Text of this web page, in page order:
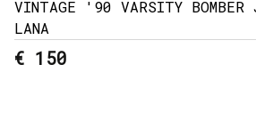
VINTAGE '90 VARSITY BOMBER
LANA
€ 150